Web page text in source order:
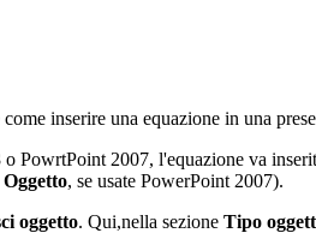
inserire una equazione in una
PowrtPoint 2007, l'equazione va
Oggetto, se usate PowerPoint 2007).
oggetto. Qui,nella sezione Tipo